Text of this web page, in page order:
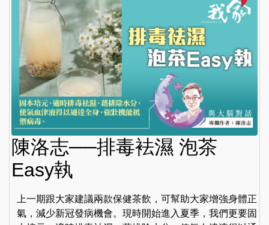
陳洛志──排毒袪濕 泡茶
Easy執
上一期跟大家建議兩款保健茶飲，可幫助大家增強身體正
氣，減少新冠發病機會。現時開始進入夏季，我們更要固